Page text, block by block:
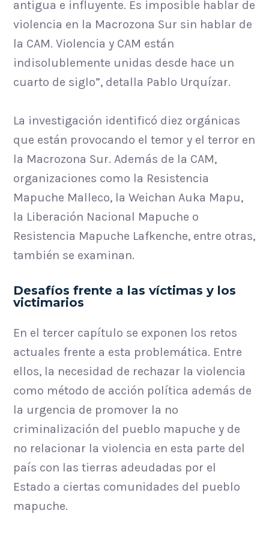
antigua e influyente. Es imposible hablar de
violencia en la Macrozona Sur sin hablar de
la CAM. Violencia y CAM están
indisolublemente unidas desde hace un
cuarto de siglo”, detalla Pablo Urquízar.
La investigación identificó diez orgánicas
que están provocando el temor y el terror en
la Macrozona Sur. Además de la CAM,
organizaciones como la Resistencia
Mapuche Malleco, la Weichan Auka Mapu,
la Liberación Nacional Mapuche o
Resistencia Mapuche Lafkenche, entre otras,
también se examinan.
Desafíos frente a las víctimas y los
victimarios
En el tercer capítulo se exponen los retos
actuales frente a esta problemática. Entre
ellos, la necesidad de rechazar la violencia
como método de acción política además de
la urgencia de promover la no
criminalización del pueblo mapuche y de
no relacionar la violencia en esta parte del
país con las tierras adeudadas por el
Estado a ciertas comunidades del pueblo
mapuche.